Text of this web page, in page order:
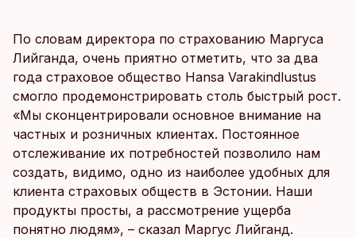
По словам директора по страхованию Маргуса
Лийганда, очень приятно отметить, что за два
года страховое общество Hansa Varakindlustus
смогло продемонстрировать столь быстрый рост.
«Мы сконцентрировали основное внимание на
частных и розничных клиентах. Постоянное
отслеживание их потребностей позволило нам
создать, видимо, одно из наиболее удобных для
клиента страховых обществ в Эстонии. Наши
продукты просты, а рассмотрение ущерба
понятно людям», – сказал Маргус Лийганд.